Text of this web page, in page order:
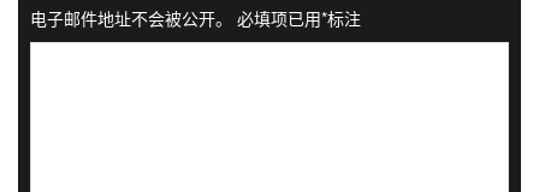
电子邮件地址不会被公开。 必填项已用*标注